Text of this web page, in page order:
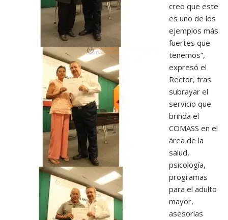
creo que este
es uno de los
ejemplos más
fuertes que
tenemos”,
expresó el
Rector, tras
subrayar el
servicio que
brinda el
COMASS en el
área de la
salud,
psicología,
programas
para el adulto
mayor,
asesorías